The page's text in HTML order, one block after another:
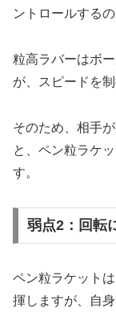
ントロールする
粒高ラバーはボ
が、スピードを
そのため、相手
と、ペン粒ラケ
す。
弱点2：回転
ペン粒ラケット
揮しますが、自